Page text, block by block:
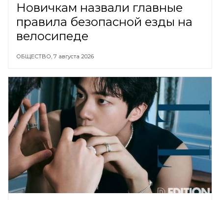
Новичкам назвали главные
правила безопасной езды на
велосипеде
ОБЩЕСТВО, 7 августа 2026